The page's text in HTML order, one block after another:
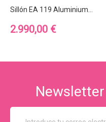
Sillón EA 119 Aluminium...
Precio
2.990,00 €
Newsletter